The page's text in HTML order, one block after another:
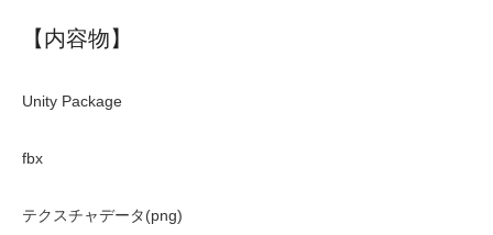
【内容物】
Unity Package
fbx
テクスチャデータ(png)